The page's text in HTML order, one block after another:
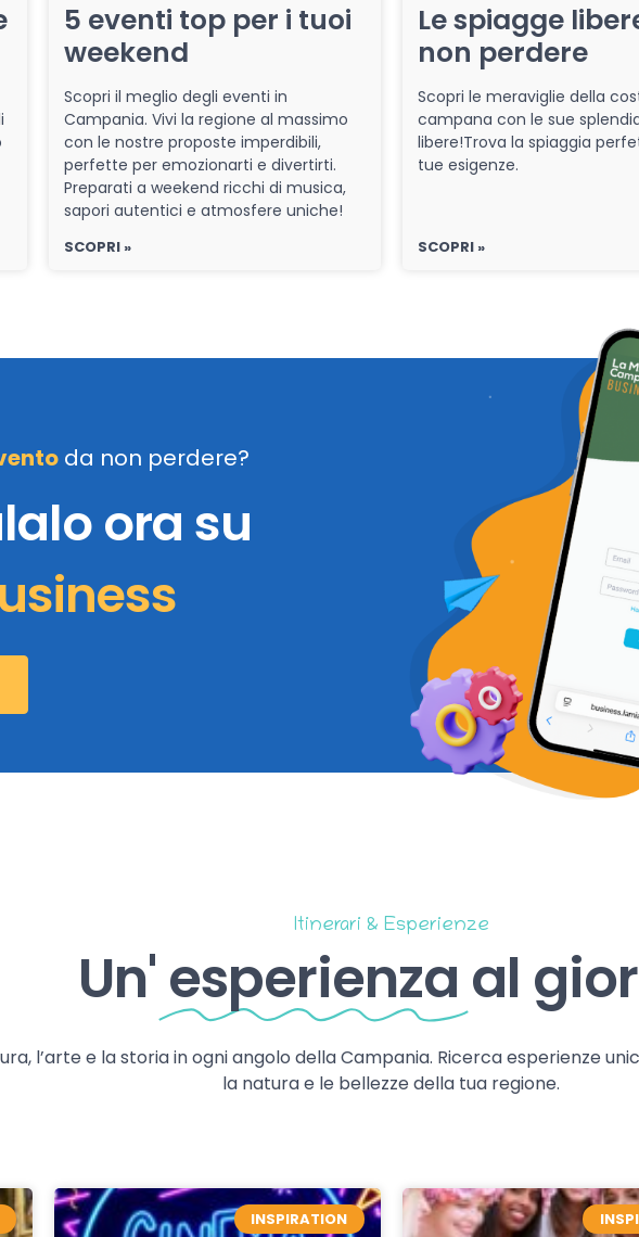
5 eventi top per i tuoi
weekend
Scopri il meglio degli eventi in
Campania. Vivi la regione al massimo
con le nostre proposte imperdibili,
perfette per emozionarti e divertirti.
Preparati a weekend ricchi di musica,
sapori autentici e atmosfere uniche!
SCOPRI »
Le spiagge
non perdere
Scopri le meraviglie della
campana con le sue
libere!Trova la spiaggia
tue esigenze.
SCOPRI »
da non perdere?
ora su
Itinerari & Esperienze
Un' esperienza al
l’arte e la storia in ogni angolo della Campania. Ricerca esperienze
la natura e le bellezze della tua regione.
INSPIRATION